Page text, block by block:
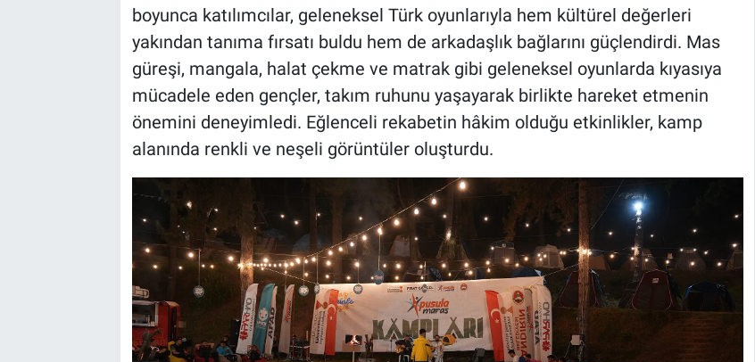
boyunca katılımcılar, geleneksel Türk oyunlarıyla hem kültürel değerleri
yakından tanıma fırsatı buldu hem de arkadaşlık bağlarını güçlendirdi. Mas
güreşi, mangala, halat çekme ve matrak gibi geleneksel oyunlarda kıyasıya
mücadele eden gençler, takım ruhunu yaşayarak birlikte hareket etmenin
önemini deneyimledi. Eğlenceli rekabetin hâkim olduğu etkinlikler, kamp
alanında renkli ve neşeli görüntüler oluşturdu.